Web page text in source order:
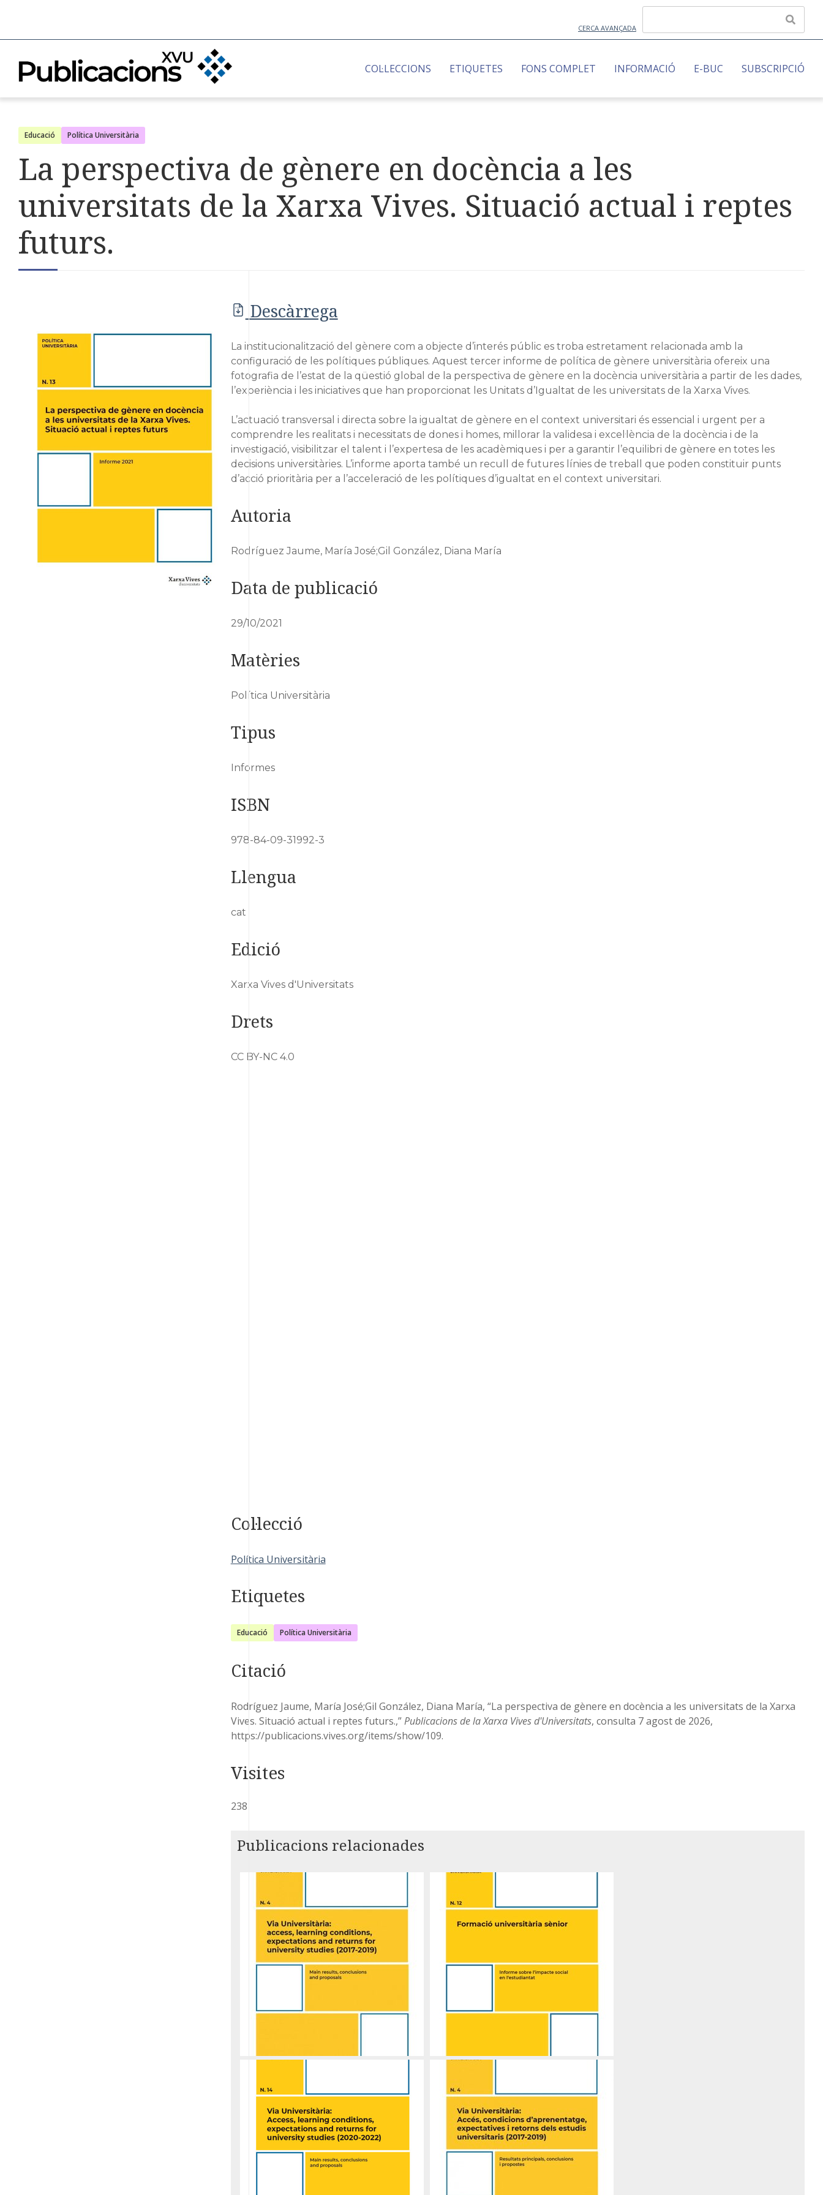
CERCA AVANÇADA
COL·LECCIONS ETIQUETES FONS COMPLET INFORMACIÓ E-BUC SUBSCRIPCIÓ
Educació Política Universitària
La perspectiva de gènere en docència a les
universitats de la Xarxa Vives. Situació actual i reptes
futurs.
PDF Descàrrega
La institucionalització del gènere com a objecte d’interés públic es troba estretament relacionada amb la
configuració de les polítiques públiques. Aquest tercer informe de política de gènere universitària ofereix una
fotografia de l’estat de la qüestió global de la perspectiva de gènere en la docència universitària a partir de les dades,
l’experiència i les iniciatives que han proporcionat les Unitats d’Igualtat de les universitats de la Xarxa Vives.
L’actuació transversal i directa sobre la igualtat de gènere en el context universitari és essencial i urgent per a
comprendre les realitats i necessitats de dones i homes, millorar la validesa i excel·lència de la docència i de la
investigació, visibilitzar el talent i l’expertesa de les acadèmiques i per a garantir l’equilibri de gènere en totes les
decisions universitàries. L’informe aporta també un recull de futures línies de treball que poden constituir punts
d’acció prioritària per a l’acceleració de les polítiques d’igualtat en el context universitari.
Autoria
Rodríguez Jaume, María José;Gil González, Diana María
Data de publicació
29/10/2021
Matèries
Política Universitària
Tipus
Informes
ISBN
978-84-09-31992-3
Llengua
cat
Edició
Xarxa Vives d'Universitats
Drets
CC BY-NC 4.0
Col·lecció
Política Universitària
Etiquetes
Educació Política Universitària
Citació
Rodríguez Jaume, María José;Gil González, Diana María, “La perspectiva de gènere en docència a les universitats de la Xarxa
Vives. Situació actual i reptes futurs.,”Publicacions de la Xarxa Vives d'Universitats, consulta 7 agost de 2026,
https://publicacions.vives.org/items/show/109.
238